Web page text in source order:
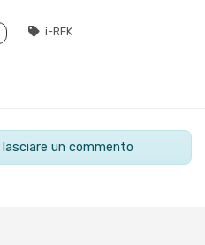
i-RFK
un commento